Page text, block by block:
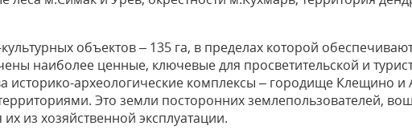
объектов – 135 га, в пределах которой
наиболее ценные, ключевые для просветительской и
историко-археологические комплексы – городище Клещино и
Это земли посторонних землепользователей,
из хозяйственной эксплуатации.